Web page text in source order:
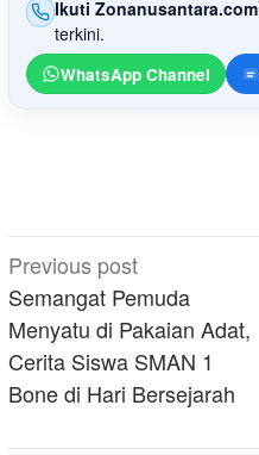
Ikuti Zonanusantara.com
terkini.
WhatsApp Channel
Post
navigation
Previous post
Semangat Pemuda
Menyatu di Pakaian Adat,
Cerita Siswa SMAN 1
Bone di Hari Bersejarah